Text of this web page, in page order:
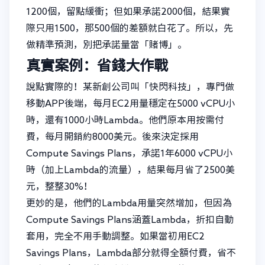
1200個，留點緩衝；但如果承諾2000個，結果實
際只用1500，那500個的差額就白花了。所以，先
做精準預測，別把承諾量當「賭博」。
真實案例：省錢大作戰
說點實際的！某新創公司叫「快閃科技」，專門做
移動APP後端，每月EC2用量穩定在5000 vCPU小
時，還有1000小時Lambda。他們原本用按需付
費，每月開銷約8000美元。後來決定採用
Compute Savings Plans，承諾1年6000 vCPU小
時（加上Lambda的流量），結果每月省了2500美
元，整整30%！
更妙的是，他們的Lambda用量突然增加，但因為
Compute Savings Plans涵蓋Lambda，折扣自動
套用，完全不用手動調整。如果當初用EC2
Savings Plans，Lambda部分就得全額付費，省不